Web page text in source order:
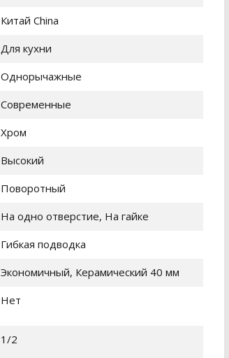
Китай China
Для кухни
Однорычажные
Современные
Хром
Высокий
Поворотный
На одно отверстие, На гайке
Гибкая подводка
Экономичный, Керамический 40 мм
Нет
1/2